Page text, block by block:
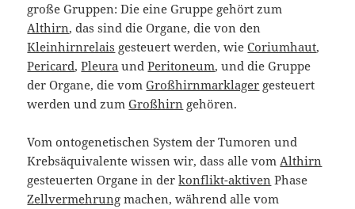
große Gruppen: Die eine Gruppe gehört zum
Althirn, das sind die Organe, die von den
Kleinhirnrelais gesteuert werden, wieCoriumhaut,
Pericard,Pleura undPeritoneum, und die Gruppe
der Organe, die vomGroßhirnmarklager gesteuert
werden und zumGroßhirn gehören.
Vom ontogenetischen System der Tumoren und
Krebsäquivalente wissen wir, dass alle vomAlthirn
gesteuerten Organe in derkonflikt-aktiven Phase
Zellvermehrung machen, während alle vom